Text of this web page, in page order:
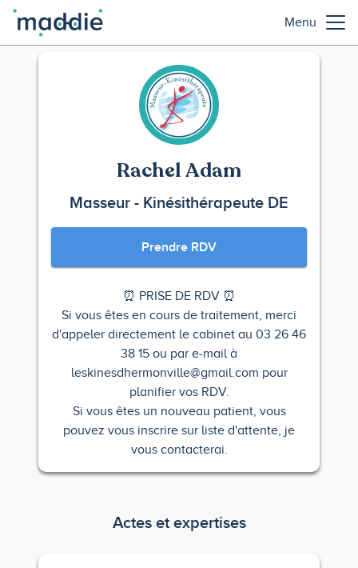
Menu
Rachel Adam
Masseur - Kinésithérapeute DE
Prendre RDV
⏰ PRISE DE RDV ⏰
Si vous êtes en cours de traitement, merci
d'appeler directement le cabinet au 03 26 46
38 15 ou par e-mail à
leskinesdhermonville@gmail.com pour
planifier vos RDV.
Si vous êtes un nouveau patient, vous
pouvez vous inscrire sur liste d'attente, je
vous contacterai.
Actes et expertises